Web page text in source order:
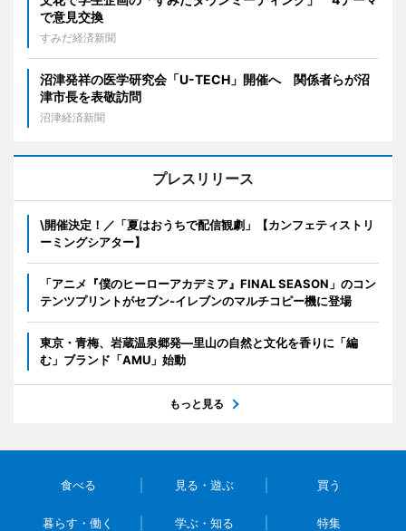
で意見交換
すみだ経済新聞
沼津発祥の医学研究会「U-TECH」開催へ 関係者らが沼
津市長を表敬訪問
沼津経済新聞
プレスリリース
\開催決定！／「夏はおうちで配信観劇」【カンフェティストリ
ーミングシアター】
「アニメ『僕のヒーローアカデミア』FINAL SEASON」のコン
テンツプリントがセブン‐イレブンのマルチコピー機に登場
東京・青梅、岩蔵温泉郷発―里山の自然と文化を香りに「編
む」ブランド「AMU」始動
もっと見る
食べる 見る・遊ぶ 買う
暮らす・働く 学ぶ・知る 特集